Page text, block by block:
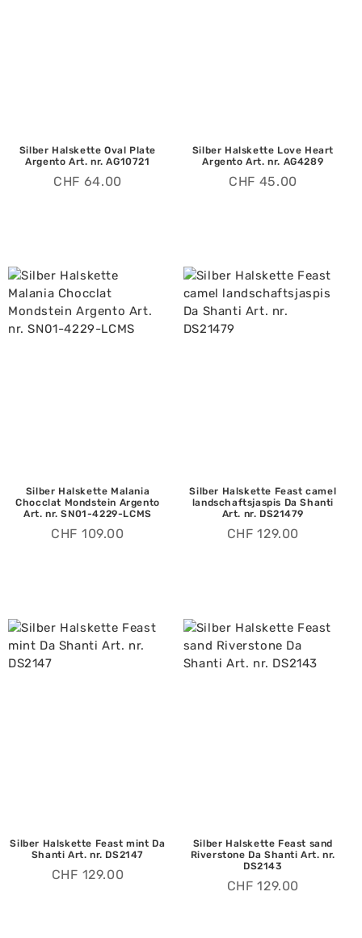
Silber Halskette Oval Plate
Argento Art. nr. AG10721
CHF 64.00
Silber Halskette Love Heart
Argento Art. nr. AG4289
CHF 45.00
Silber Halskette Malania
Chocclat Mondstein Argento
Art. nr. SN01-4229-LCMS
CHF 109.00
Silber Halskette Feast camel
landschaftsjaspis Da Shanti
Art. nr. DS21479
CHF 129.00
Silber Halskette Feast mint Da
Shanti Art. nr. DS2147
CHF 129.00
Silber Halskette Feast sand
Riverstone Da Shanti Art. nr.
DS2143
CHF 129.00